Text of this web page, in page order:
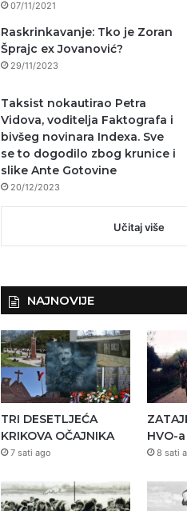
07/11/2021
Raskrinkavanje: Tko je Zoran
Šprajc ex Jovanović?
29/11/2023
Taksist nokautirao Petra
Vidova, voditelja Faktografa i
bivšeg novinara Indexa. Sve
se to dogodilo zbog krunice i
slike Ante Gotovine
20/12/2023
Učitaj više
NAJNOVIJE
TRI DESETLJEĆA
KRIKOVA OČAJNIKA
7 sati ago
HVO-a
8 sati